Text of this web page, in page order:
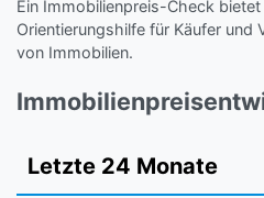
Ein Immobilienpreis-Check
Orientierungshilfe für Käufer und
von Immobilien.
Letzte 24 Monate